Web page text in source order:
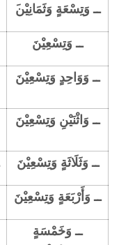
َــ وَتِسْعَةٍ وَثَمَانِيْن
ــ وَتِسْعِيْنَ
ــ وَوَاحِدٍ وَتِسْعِيْنَ
ــ وَاثْنَيْنِ وَتِسْعِيْنَ
ــ وَثَلَاثَةٍ وَتِسْعِيْنَ
ــ وَأَرْبَعَةٍ وَتِسْعِيْنَ
ــ وَخَمْسَةٍ